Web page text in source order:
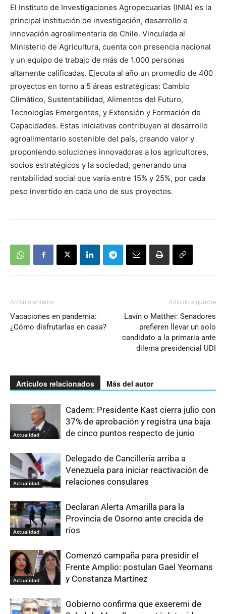
El Instituto de Investigaciones Agropecuarias (INIA) es la
principal institución de investigación, desarrollo e
innovación agroalimentaria de Chile. Vinculada al
Ministerio de Agricultura, cuenta con presencia nacional
y un equipo de trabajo de más de 1.000 personas
altamente calificadas. Ejecuta al año un promedio de 400
proyectos en torno a 5 áreas estratégicas: Cambio
Climático, Sustentabilidad, Alimentos del Futuro,
Tecnologías Emergentes, y Extensión y Formación de
Capacidades. Estas iniciativas contribuyen al desarrollo
agroalimentario sostenible del país, creando valor y
proponiendo soluciones innovadoras a los agricultores,
socios estratégicos y la sociedad, generando una
rentabilidad social que varía entre 15% y 25%, por cada
peso invertido en cada uno de sus proyectos.
Artículo anterior
Vacaciones en pandemia:
¿Cómo disfrutarlas en casa?
Artículo siguiente
Lavín o Matthei: Senadores
prefieren llevar un solo
candidato a la primaria ante
dilema presidencial UDI
Artículos relacionados Más del autor
Actualidad
Cadem: Presidente Kast cierra julio con
37% de aprobación y registra una baja
de cinco puntos respecto de junio
Actualidad
Delegado de Cancillería arriba a
Venezuela para iniciar reactivación de
relaciones consulares
Actualidad
Declaran Alerta Amarilla para la
Provincia de Osorno ante crecida de
ríos
Actualidad
Comenzó campaña para presidir el
Frente Amplio: postulan Gael Yeomans
y Constanza Martínez
Gobierno confirma que exseremi de